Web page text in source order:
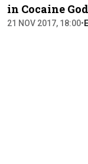
in Cocaine
21 NOV 2017, 18:00•